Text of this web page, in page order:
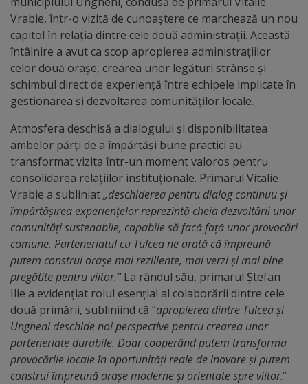
Deținători
ai
titlului
„Merite
pentru
Ungheni”
Diplome
de
Excelență
Ungheniul
turistic
Obiective
turistice
Vrabie, într-o vizită de cunoaștere ce marchează un nou
capitol în relația dintre cele două administrații. Această
întâlnire a avut ca scop apropierea administrațiilor
celor două orașe, crearea unor legături strânse și
schimbul direct de experiență între echipele implicate în
gestionarea și dezvoltarea comunităților locale.
Atmosfera deschisă a dialogului și disponibilitatea
ambelor părți de a împărtăși bune practici au
transformat vizita într-un moment valoros pentru
consolidarea relațiilor instituționale. Primarul Vitalie
Vrabie a subliniat„deschiderea pentru dialog continuu și
împărtășirea experiențelor reprezintă cheia dezvoltării unor
comunități sustenabile, capabile să facă față unor provocări
comune. Parteneriatul cu Tulcea ne arată că împreună
putem construi orașe mai reziliente, mai verzi și mai bine
pregătite pentru viitor.”La rândul său, primarul Ștefan
Ilie a evidențiat rolul esențial al colaborării dintre cele
două primării, subliniind că ”apropierea dintre Tulcea și
Ungheni deschide noi perspective pentru crearea unor
parteneriate durabile. Doar cooperând putem transforma
provocările locale în oportunități reale de inovare și putem
construi împreună orașe moderne și orientate spre viitor.”